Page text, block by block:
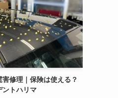
修理｜保険は使える？
ントハリマ